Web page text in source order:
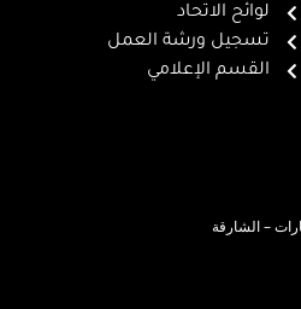
لوائح الاتحاد
تسجيل ورشة العمل
القسم الإعلامي
– الشارقة